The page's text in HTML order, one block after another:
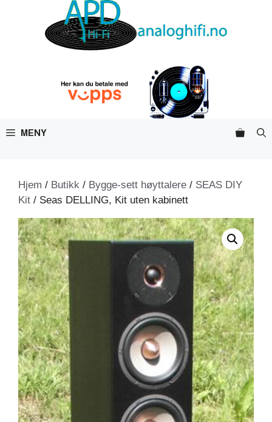
MENY
Hjem / Butikk / Bygge-sett høyttalere / SEAS DIY
Kit / Seas DELLING, Kit uten kabinett